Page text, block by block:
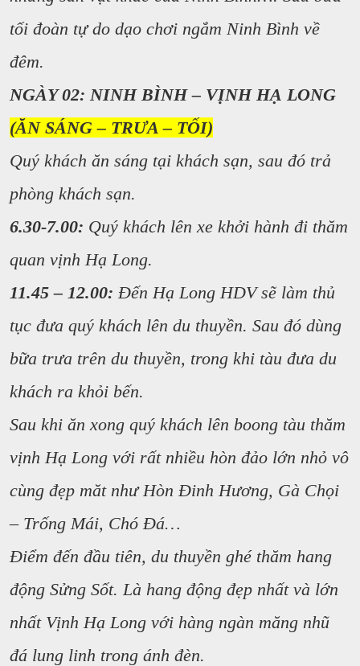
tối đoàn tự do dạo chơi ngắm Ninh Bình về
đêm.
NGÀY 02: NINH BÌNH – VỊNH HẠ LONG
(ĂN SÁNG – TRƯA – TỐI)
Quý khách ăn sáng tại khách sạn, sau đó trả
phòng khách sạn.
6.30-7.00: Quý khách lên xe khởi hành đi thăm
quan vịnh Hạ Long.
11.45 – 12.00: Đến Hạ Long HDV sẽ làm thủ
tục đưa quý khách lên du thuyền. Sau đó dùng
bữa trưa trên du thuyền, trong khi tàu đưa du
khách ra khỏi bến.
Sau khi ăn xong quý khách lên boong tàu thăm
vịnh Hạ Long với rất nhiều hòn đảo lớn nhỏ vô
cùng đẹp măt như Hòn Đinh Hương, Gà Chọi
– Trống Mái, Chó Đá…
Điểm đến đầu tiên, du thuyền ghé thăm hang
động Sửng Sốt. Là hang động đẹp nhất và lớn
nhất Vịnh Hạ Long với hàng ngàn măng nhũ
đá lung linh trong ánh đèn.